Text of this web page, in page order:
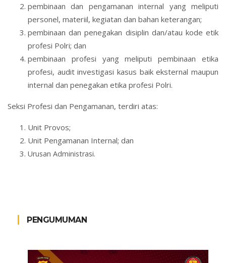
pembinaan dan pengamanan internal yang meliputi
personel, materiil, kegiatan dan bahan keterangan;
pembinaan dan penegakan disiplin dan/atau kode etik
profesi Polri; dan
pembinaan profesi yang meliputi pembinaan etika
profesi, audit investigasi kasus baik eksternal maupun
internal dan penegakan etika profesi Polri.
Seksi Profesi dan Pengamanan, terdiri atas:
Unit Provos;
Unit Pengamanan Internal; dan
Urusan Administrasi.
PENGUMUMAN